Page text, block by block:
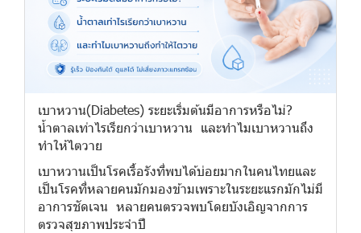
เบาหวาน(Diabetes) ระยะเริ่มต้นมีอาการหรือไม่?
น้ำตาลเท่าไรเรียกว่าเบาหวาน และทำไมเบาหวานถึง
ทำให้ไตวาย
เบาหวานเป็นโรคเรื้อรังที่พบได้บ่อยมากในคนไทยและ
เป็นโรคที่หลายคนมักมองข้ามเพราะในระยะแรกมักไม่มี
อาการชัดเจน หลายคนตรวจพบโดยบังเอิญจากการ
ตรวจสุขภาพประจำปี